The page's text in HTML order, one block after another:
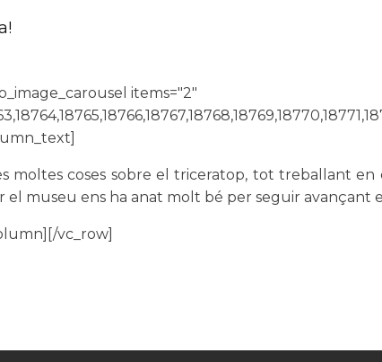
items="2"
moltes coses sobre el triceratop, tot treballant
el museu ens ha anat molt bé per seguir avançant
vc_row]